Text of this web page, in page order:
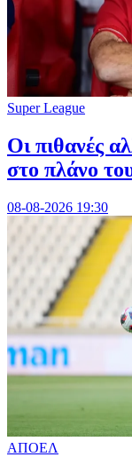
Super League
Οι πιθανές
στο πλάνο
08-08-2026 19:30
ΑΠΟΕΛ